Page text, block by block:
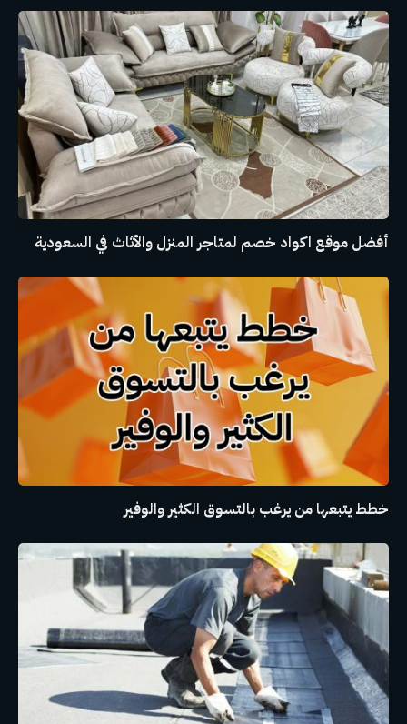
أفضل موقع اكواد خصم لمتاجر المنزل والأثاث في السعودية
خطط يتبعها من يرغب بالتسوق الكثير والوفير